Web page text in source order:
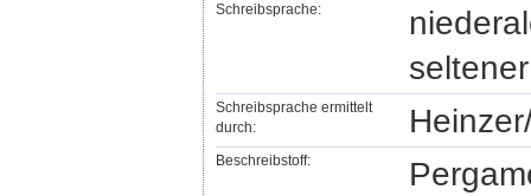
Schreibsprache:
Schreibsprache ermittelt
durch:
Beschreibstoff: